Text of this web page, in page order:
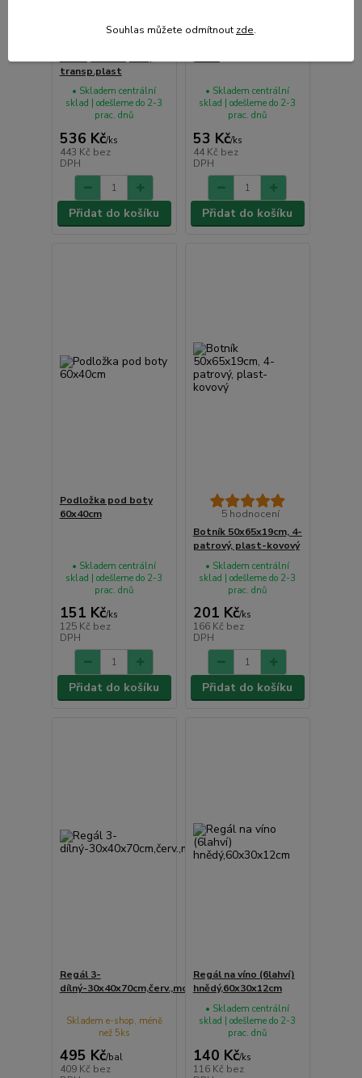
transp.plast
536 Kč/ks
443 Kč bez
DPH
• Skladem centrální
sklad | odešleme do 2-3
prac. dnů
Přidat do košíku
53 Kč/ks
44 Kč bez
DPH
• Skladem centrální
sklad | odešleme do 2-3
prac. dnů
Přidat do košíku
Podložka pod boty
60x40cm
151 Kč/ks
125 Kč bez
DPH
• Skladem centrální
sklad | odešleme do 2-3
prac. dnů
Přidat do košíku
5 hodnocení
Botník 50x65x19cm, 4-
patrový, plast-kovový
201 Kč/ks
166 Kč bez
DPH
• Skladem centrální
sklad | odešleme do 2-3
prac. dnů
Přidat do košíku
Regál 3-
dílný-30x40x70cm,červ.,modrý,zel.poj.,plast
495 Kč/bal
409 Kč bez
Skladem e-shop, méně
než 5ks
Regál na víno (6lahví)
hnědý,60x30x12cm
140 Kč/ks
116 Kč bez
• Skladem centrální
sklad | odešleme do 2-3
prac. dnů
Souhlas můžete odmítnout zde.